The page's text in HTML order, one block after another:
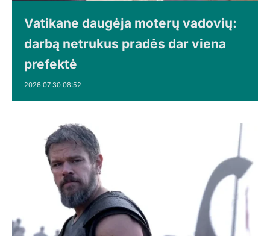
Vatikane daugėja moterų vadovių:
darbą netrukus pradės dar viena
prefektė
2026 07 30 08:52